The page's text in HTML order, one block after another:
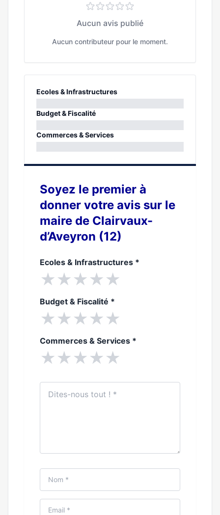
Aucun avis publié
Aucun contributeur pour le moment.
Ecoles & Infrastructures
0%
Budget & Fiscalité
0%
Commerces & Services
Soyez le premier à
donner votre avis sur le
maire de Clairvaux-
d’Aveyron (12)
Ecoles & Infrastructures *
★★★★★
Budget & Fiscalité *
★★★★★
Commerces & Services *
★★★★★